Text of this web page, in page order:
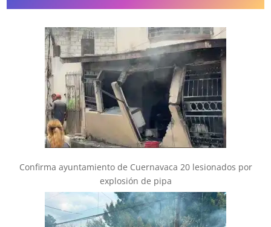
Confirma ayuntamiento de Cuernavaca 20 lesionados por
explosión de pipa